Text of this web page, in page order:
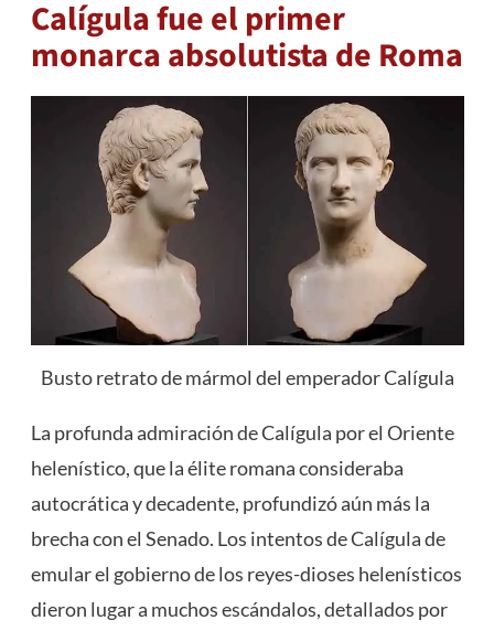
Calígula fue el primer
monarca absolutista de Roma
Busto retrato de mármol del emperador Calígula
La profunda admiración de Calígula por el Oriente
helenístico, que la élite romana consideraba
autocrática y decadente, profundizó aún más la
brecha con el Senado. Los intentos de Calígula de
emular el gobierno de los reyes-dioses helenísticos
dieron lugar a muchos escándalos, detallados por